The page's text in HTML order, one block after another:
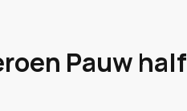
Pauw half